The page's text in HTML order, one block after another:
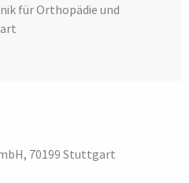
für Orthopädie und
70199 Stuttgart